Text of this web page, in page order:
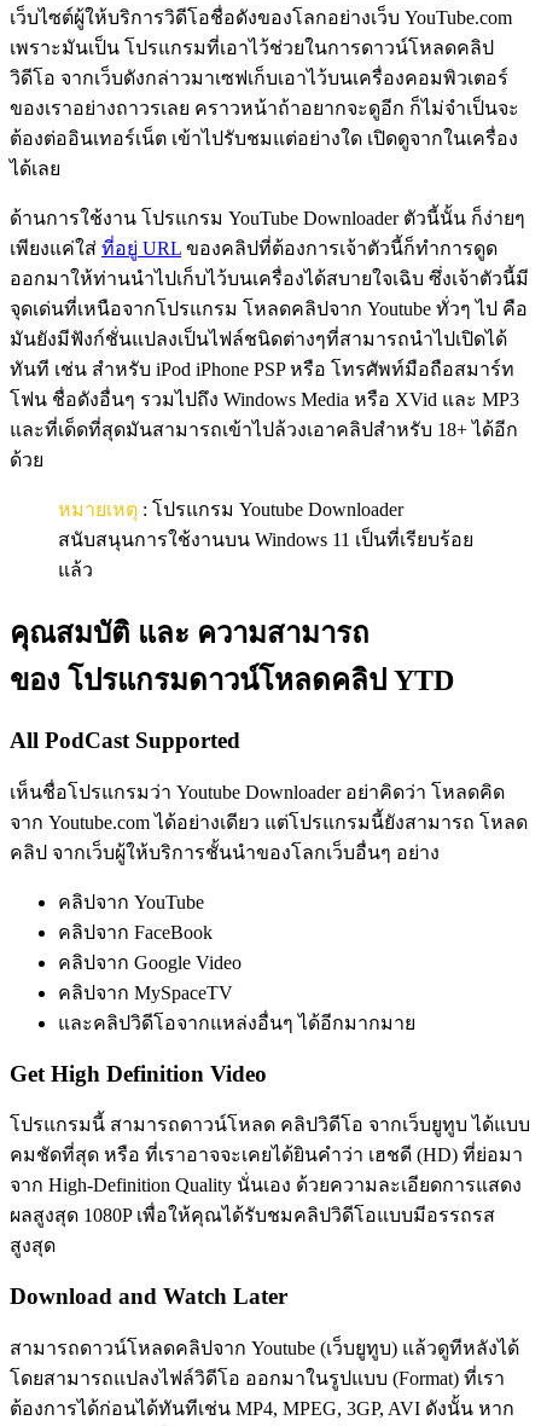
เว็บไซต์ผู้ให้บริการวิดีโอชื่อดังของโลกอย่างเว็บ YouTube.com
เพราะมันเป็น โปรแกรมที่เอาไว้ช่วยในการดาวน์โหลดคลิป
วิดีโอ จากเว็บดังกล่าวมาเซฟเก็บเอาไว้บนเครื่องคอมพิวเตอร์
ของเราอย่างถาวรเลย คราวหน้าถ้าอยากจะดูอีก ก็ไม่จำเป็นจะ
ต้องต่ออินเทอร์เน็ต เข้าไปรับชมแต่อย่างใด เปิดดูจากในเครื่อง
ได้เลย
ด้านการใช้งาน โปรแกรม YouTube Downloader ตัวนี้นั้น ก็ง่ายๆ
เพียงแค่ใส่ ที่อยู่ URL ของคลิปที่ต้องการเจ้าตัวนี้ก็ทำการดูด
ออกมาให้ท่านนำไปเก็บไว้บนเครื่องได้สบายใจเฉิบ ซึ่งเจ้าตัวนี้มี
จุดเด่นที่เหนือจากโปรแกรม โหลดคลิปจาก Youtube ทั่วๆ ไป คือ
มันยังมีฟังก์ชั่นแปลงเป็นไฟล์ชนิดต่างๆที่สามารถนำไปเปิดได้
ทันที เช่น สำหรับ iPod iPhone PSP หรือ โทรศัพท์มือถือสมาร์ท
โฟน ชื่อดังอื่นๆ รวมไปถึง Windows Media หรือ XVid และ MP3
และที่เด็ดที่สุดมันสามารถเข้าไปล้วงเอาคลิปสำหรับ 18+ ได้อีก
ด้วย
หมายเหตุ : โปรแกรม Youtube Downloader
สนับสนุนการใช้งานบน Windows 11 เป็นที่เรียบร้อย
แล้ว
คุณสมบัติ และ ความสามารถ
ของ โปรแกรมดาวน์โหลดคลิป YTD
All PodCast Supported
เห็นชื่อโปรแกรมว่า Youtube Downloader อย่าคิดว่า โหลดคิด
จาก Youtube.com ได้อย่างเดียว แต่โปรแกรมนี้ยังสามารถ โหลด
คลิป จากเว็บผู้ให้บริการชั้นนำของโลกเว็บอื่นๆ อย่าง
คลิปจาก YouTube
คลิปจาก FaceBook
คลิปจาก Google Video
คลิปจาก MySpaceTV
และคลิปวิดีโอจากแหล่งอื่นๆ ได้อีกมากมาย
Get High Definition Video
โปรแกรมนี้ สามารถดาวน์โหลด คลิปวิดีโอ จากเว็บยูทูบ ได้แบบ
คมชัดที่สุด หรือ ที่เราอาจจะเคยได้ยินคำว่า เฮชดี (HD) ที่ย่อมา
จาก High-Definition Quality นั่นเอง ด้วยความละเอียดการแสดง
ผลสูงสุด 1080P เพื่อให้คุณได้รับชมคลิปวิดีโอแบบมีอรรถรส
สูงสุด
Download and Watch Later
สามารถดาวน์โหลดคลิปจาก Youtube (เว็บยูทูบ) แล้วดูทีหลังได้
โดยสามารถแปลงไฟล์วิดีโอ ออกมาในรูปแบบ (Format) ที่เรา
ต้องการได้ก่อนได้ทันทีเช่น MP4, MPEG, 3GP, AVI ดังนั้น หาก